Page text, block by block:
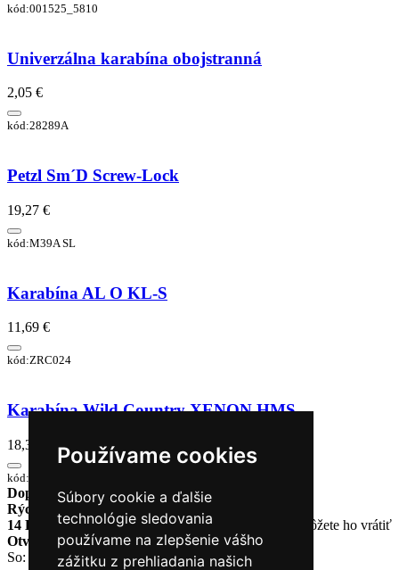
Používame cookies
Súbory cookie a ďalšie
technológie sledovania
používame na zlepšenie vášho
zážitku z prehliadania našich
kód:001525_5810
Univerzálna karabína obojstranná
2,05 €
kód:28289A
Petzl Sm´D Screw-Lock
19,27 €
kód:M39A SL
Karabína AL O KL-S
11,69 €
kód:ZRC024
Karabína Wild Country XENON HMS
18,35 €
kód:001001_0406
Doprava zadarmo pri objednávke nad 230€
Rýchle dodanieTovar Vám odošleme do 24 hodín
14 Dní na vrátenie tovaruAk Vám tovar nesadne, môžete ho vrátiť
Otvorené celý týždeň Po - pia: 8:30 - 16:30
So: 9:00 - 12:00